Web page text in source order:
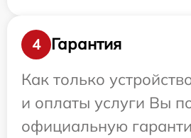
4
Гарантия
Как только
и оплаты услуги Вы
официальную